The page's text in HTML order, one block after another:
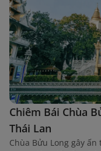
Chiêm Bái Chùa
Thái Lan
Chùa Bửu Long gây